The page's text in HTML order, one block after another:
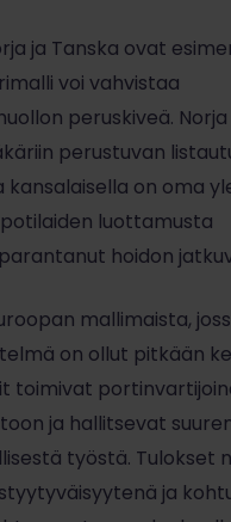
ja Tanska ovat
voi vahvistaa
peruskiveä.
perustuvan
kansalaisella on oma
luottamusta
hoidon
mallimaista,
on ollut pitkään
toimivat
ja hallitsevat
työstä. Tulokset
ja